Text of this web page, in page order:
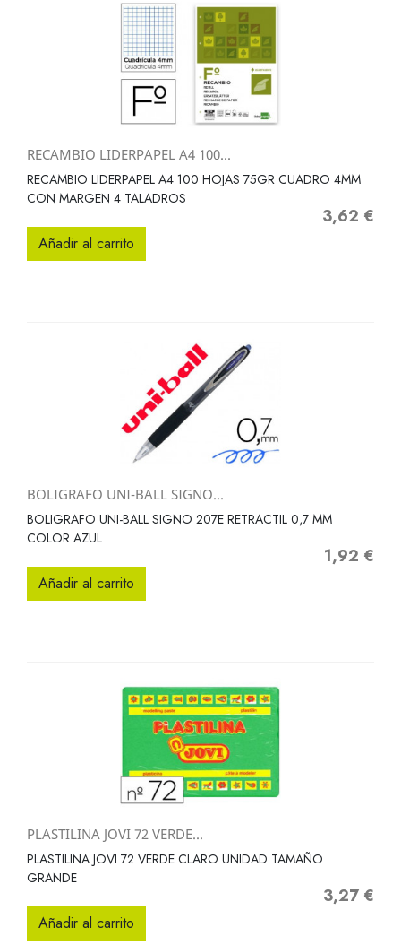
RECAMBIO LIDERPAPEL A4 100...
RECAMBIO LIDERPAPEL A4 100 HOJAS 75GR CUADRO 4MM
CON MARGEN 4 TALADROS
Precio
3,62 €
Añadir al carrito
BOLIGRAFO UNI-BALL SIGNO...
BOLIGRAFO UNI-BALL SIGNO 207E RETRACTIL 0,7 MM
COLOR AZUL
Precio
1,92 €
Añadir al carrito
PLASTILINA JOVI 72 VERDE...
PLASTILINA JOVI 72 VERDE CLARO UNIDAD TAMAÑO
GRANDE
Precio
3,27 €
Añadir al carrito